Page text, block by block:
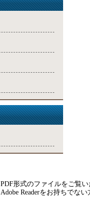
PDF形式のファイルをご覧い
Adobe Readerをお持ちでな